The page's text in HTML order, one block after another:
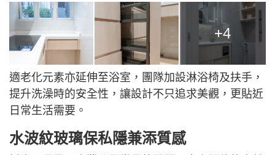
+4
適老化元素亦延伸至浴室，團隊加設淋浴椅及扶手，
提升洗澡時的安全性，讓設計不只追求美觀，更貼近
日常生活需要。
水波紋玻璃保私隱兼添質感